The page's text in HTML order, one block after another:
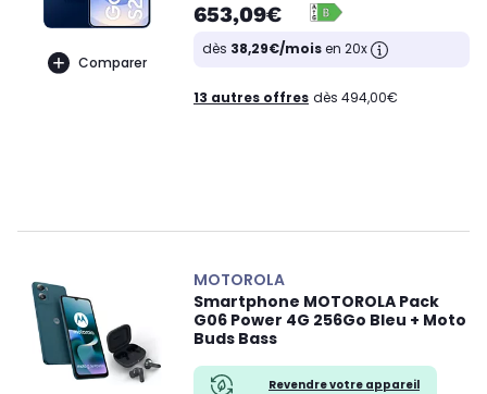
Comparer
653,09€
dès 38,29€/moisen 20x
13 autres offres dès 494,00€
MOTOROLA
Smartphone MOTOROLA Pack
G06 Power 4G 256Go Bleu + Moto
Buds Bass
Revendre votre appareil